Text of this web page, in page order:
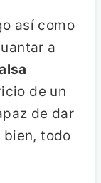
así como
a
de un
de dar
bien, todo